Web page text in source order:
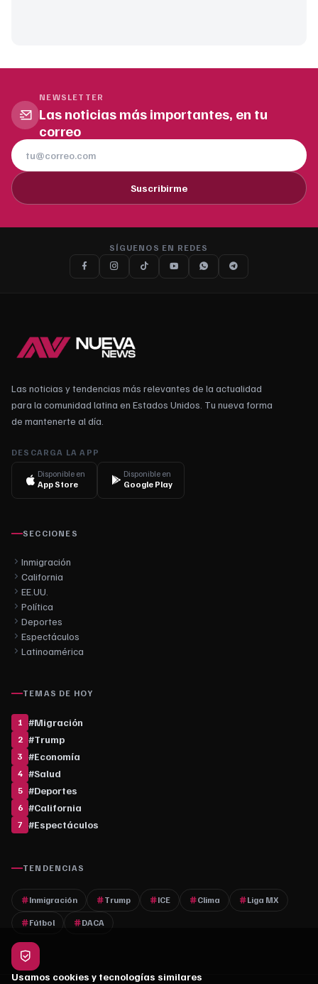
NEWSLETTER
Las noticias más importantes, en tu
correo
Suscribirme
SÍGUENOS EN REDES
Las noticias y tendencias más relevantes de la actualidad
para la comunidad latina en Estados Unidos. Tu nueva forma
de mantenerte al día.
DESCARGA LA APP
Disponible en
App Store
Disponible en
Google Play
SECCIONES
Inmigración
California
EE.UU.
Política
Deportes
Espectáculos
Latinoamérica
TEMAS DE HOY
1 #Migración
2 #Trump
3 #Economía
4 #Salud
5 #Deportes
6 #California
7 #Espectáculos
TENDENCIAS
Inmigración Trump ICE Clima Liga MX
Fútbol DACA
Usamos cookies y tecnologías similares